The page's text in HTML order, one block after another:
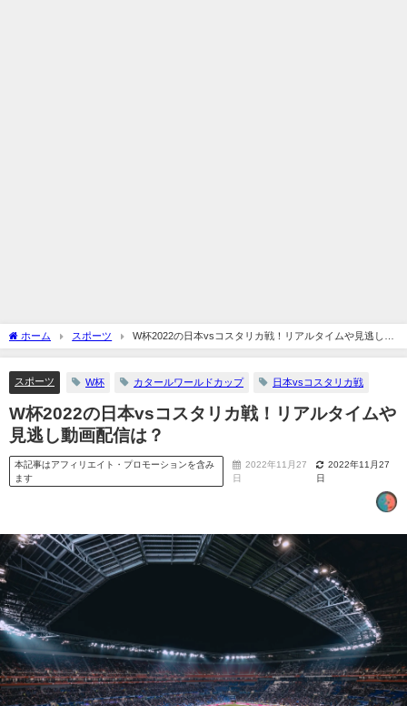
ホーム スポーツ
W杯2022の日本vsコスタリカ戦！リアルタイムや見逃し動
画配信は？
スポーツ W杯 カタールワールドカップ 日本vsコスタリカ戦
W杯2022の日本vsコスタリカ戦！リアルタイムや
見逃し動画配信は？
本記事はアフィリエイト・プロモーションを含み
ます
2022年11月27
日
2022年11月27
日